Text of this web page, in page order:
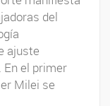
del
ajuste
En el primer
Milei se